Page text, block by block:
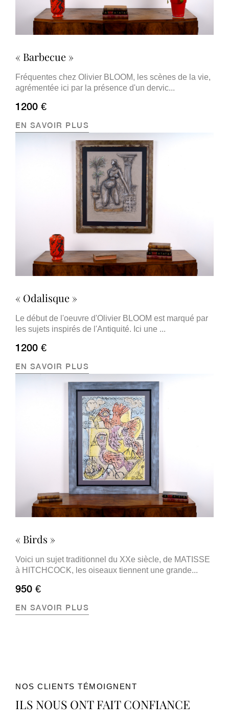
« Barbecue »
Fréquentes chez Olivier BLOOM, les scènes de la vie,
agrémentée ici par la présence d'un dervic...
1200 €
EN SAVOIR PLUS
« Odalisque »
Le début de l'oeuvre d'Olivier BLOOM est marqué par
les sujets inspirés de l'Antiquité. Ici une ...
1200 €
EN SAVOIR PLUS
« Birds »
Voici un sujet traditionnel du XXe siècle, de MATISSE
à HITCHCOCK, les oiseaux tiennent une grande...
950 €
EN SAVOIR PLUS
NOS CLIENTS TÉMOIGNENT
ILS NOUS ONT FAIT CONFIANCE